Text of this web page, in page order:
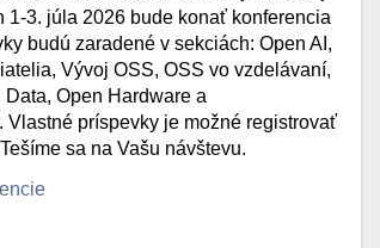
1-3. júla 2026 bude konať konferencia
budú zaradené v sekciách: Open AI,
Vývoj OSS, OSS vo vzdelávaní,
Open Hardware a
Vlastné príspevky je možné registrovať
sa na Vašu návštevu.